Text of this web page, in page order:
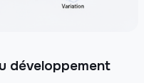
développement